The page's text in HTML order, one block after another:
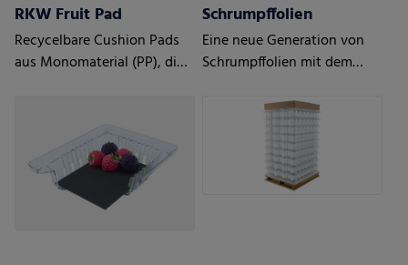
RKW Fruit Pad
Recycelbare Cushion Pads
aus Monomaterial (PP), die
Schrumpffolien
Eine neue Generation von
Schrumpffolien mit dem